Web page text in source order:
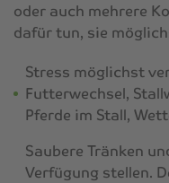
oder auch mehrere
dafür tun, sie
Stress möglichst
Futterwechsel,
Pferde im Stall,
Saubere Tränken
Verfügung stellen.